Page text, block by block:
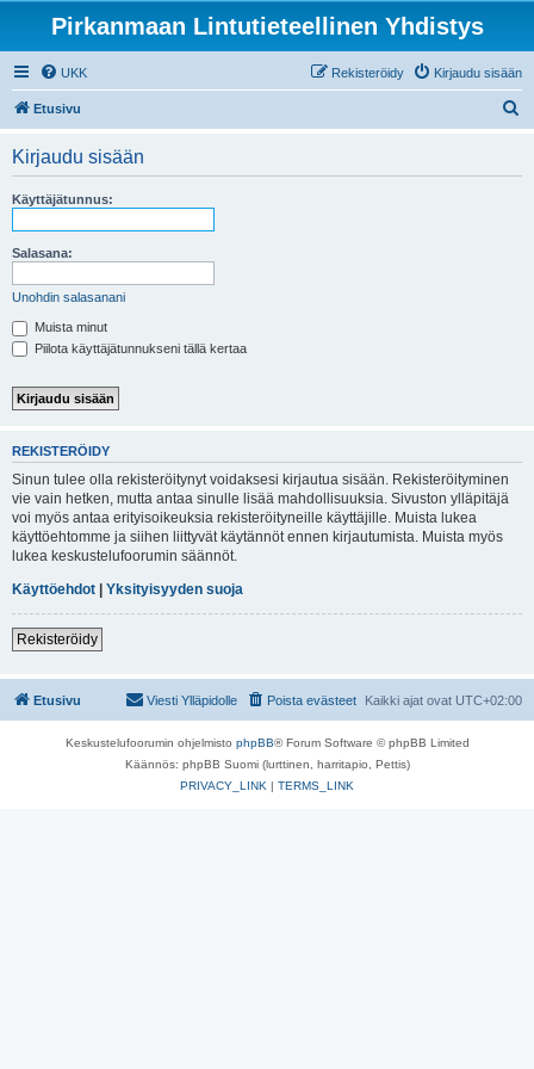
Pirkanmaan Lintutieteellinen Yhdistys
UKK Kirjaudu sisään
Rekisteröidy
Etusivu
Kirjaudu sisään
Käyttäjätunnus:
Salasana:
Unohdin salasanani
Muista minut
Piilota käyttäjätunnukseni tällä kertaa
REKISTERÖIDY
Sinun tulee olla rekisteröitynyt voidaksesi kirjautua sisään. Rekisteröityminen
vie vain hetken, mutta antaa sinulle lisää mahdollisuuksia. Sivuston ylläpitäjä
voi myös antaa erityisoikeuksia rekisteröityneille käyttäjille. Muista lukea
käyttöehtomme ja siihen liittyvät käytännöt ennen kirjautumista. Muista myös
lukea keskustelufoorumin säännöt.
Käyttöehdot | Yksityisyyden suoja
Rekisteröidy
Etusivu Kaikki ajat ovat UTC+02:00
Poista evästeet
Viesti Ylläpidolle
Keskustelufoorumin ohjelmisto phpBB® Forum Software © phpBB Limited
Käännös: phpBB Suomi (lurttinen, harritapio, Pettis)
PRIVACY_LINK | TERMS_LINK